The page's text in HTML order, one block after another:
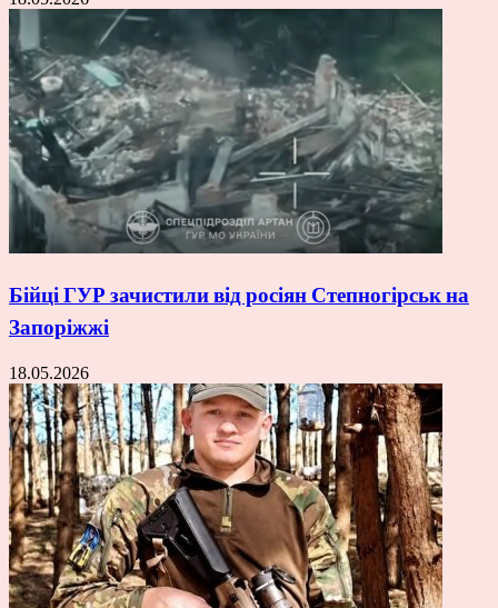
Бійці ГУР зачистили від росіян Степногірськ на
Запоріжжі
18.05.2026